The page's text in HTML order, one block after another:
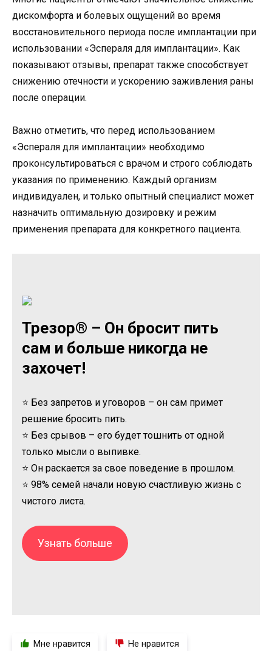
дискомфорта и болевых ощущений во время
восстановительного периода после имплантации при
использовании «Эспераля для имплантации». Как
показывают отзывы, препарат также способствует
снижению отечности и ускорению заживления раны
после операции.
Важно отметить, что перед использованием
«Эспераля для имплантации» необходимо
проконсультироваться с врачом и строго соблюдать
указания по применению. Каждый организм
индивидуален, и только опытный специалист может
назначить оптимальную дозировку и режим
применения препарата для конкретного пациента.
Трезор® – Он бросит пить
сам и больше никогда не
захочет!
⭐ Без запретов и уговоров – он сам примет
решение бросить пить.
⭐ Без срывов – его будет тошнить от одной
только мысли о выпивке.
⭐ Он раскается за свое поведение в прошлом.
⭐ 98% семей начали новую счастливую жизнь с
чистого листа.
Узнать больше
Мне нравится Не нравится